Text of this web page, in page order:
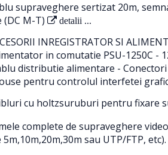
supraveghere sertizat 20m,
M-T)
detalii ...
INREGISTRATOR SI
in comutatie PSU-1250C -
distributie alimentare - Conectori
pentru controlul interfetei
cu holtzsuruburi pentru fixare
complete de supraveghere
sau UTP/FTP, etc).